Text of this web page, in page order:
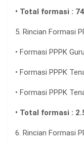
• Total formasi :
5. Rincian Formasi
• Formasi PPPK
• Formasi PPPK
• Formasi PPPK
• Total formasi :
6. Rincian Formasi